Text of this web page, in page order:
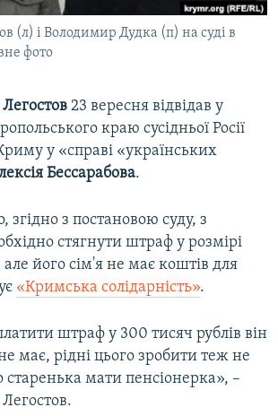
КРИМУ
RL
(л) і Володимир Дудка (п) на суді в
фото
23 вересня відвідав у
краю сусідньої Росії
у «справі «українських
Бессарабова.
згідно з постановою суду, з
стягнути штраф у розмірі
його сім'я не має коштів для
«Кримська солідарність».
штраф у 300 тисяч рублів він
має, рідні цього зробити теж не
мати пенсіонерка», –